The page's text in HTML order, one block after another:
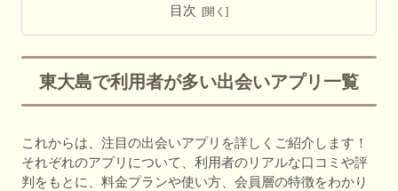
目次
東大島で利用者が多い出会いアプリ一覧
これからは、注目の出会いアプリを詳しくご紹介します！
それぞれのアプリについて、利用者のリアルな口コミや評
判をもとに、料金プランや使い方、会員層の特徴をわかり